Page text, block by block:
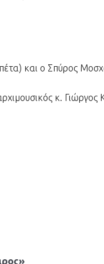
και ο Σπύρος
κ.